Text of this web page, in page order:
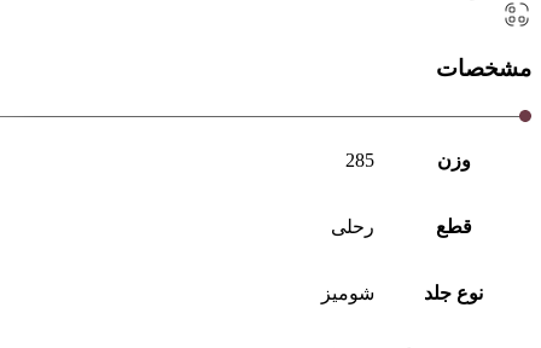
مشخصات
وزن 285
قطع رحلی
نوع جلد شومیز